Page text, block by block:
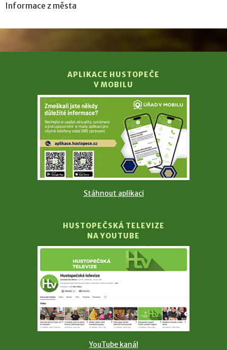
Informace z města
APLIKACE HUSTOPEČE
V MOBILU
Stáhnout aplikaci
HUSTOPEČSKÁ TELEVIZE
NA YOUTUBE
YouTube kanál